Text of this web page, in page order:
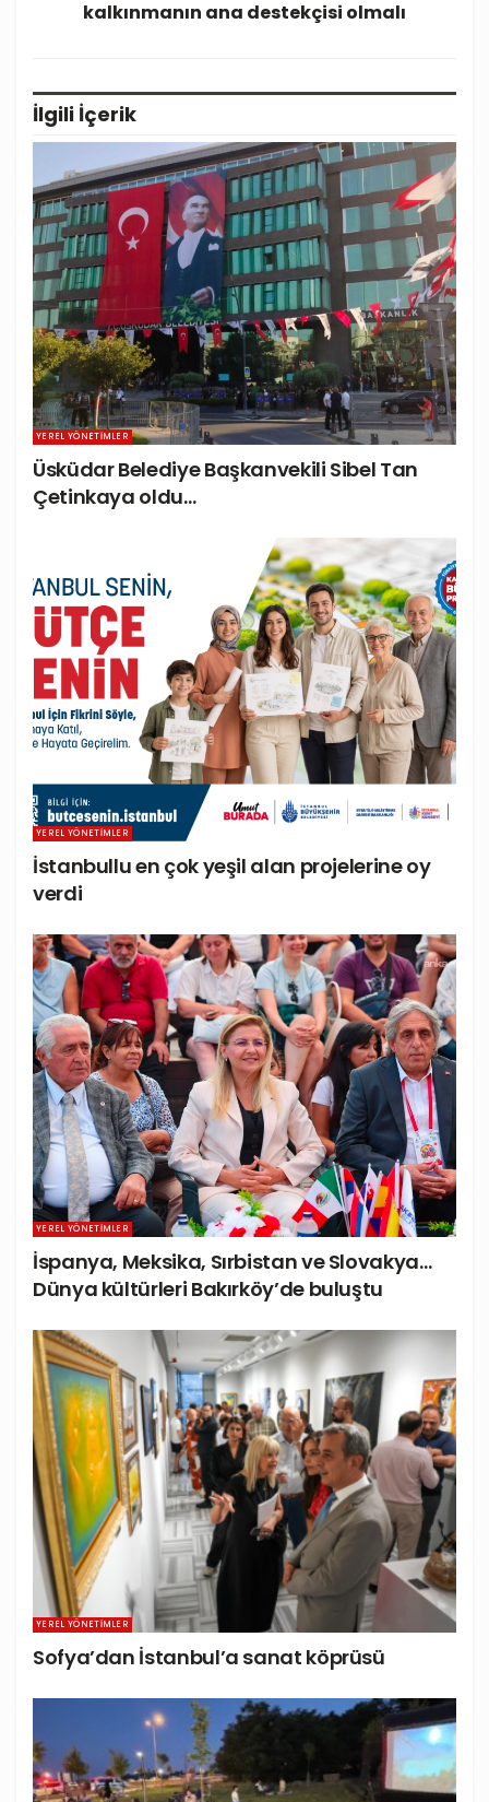
kalkınmanın ana destekçisi olmalı
İlgili İçerik
YEREL YÖNETIMLER
Üsküdar Belediye Başkanvekili Sibel Tan
Çetinkaya oldu…
YEREL YÖNETIMLER
İstanbullu en çok yeşil alan projelerine oy
verdi
YEREL YÖNETIMLER
İspanya, Meksika, Sırbistan ve Slovakya…
Dünya kültürleri Bakırköy’de buluştu
YEREL YÖNETIMLER
Sofya’dan İstanbul’a sanat köprüsü